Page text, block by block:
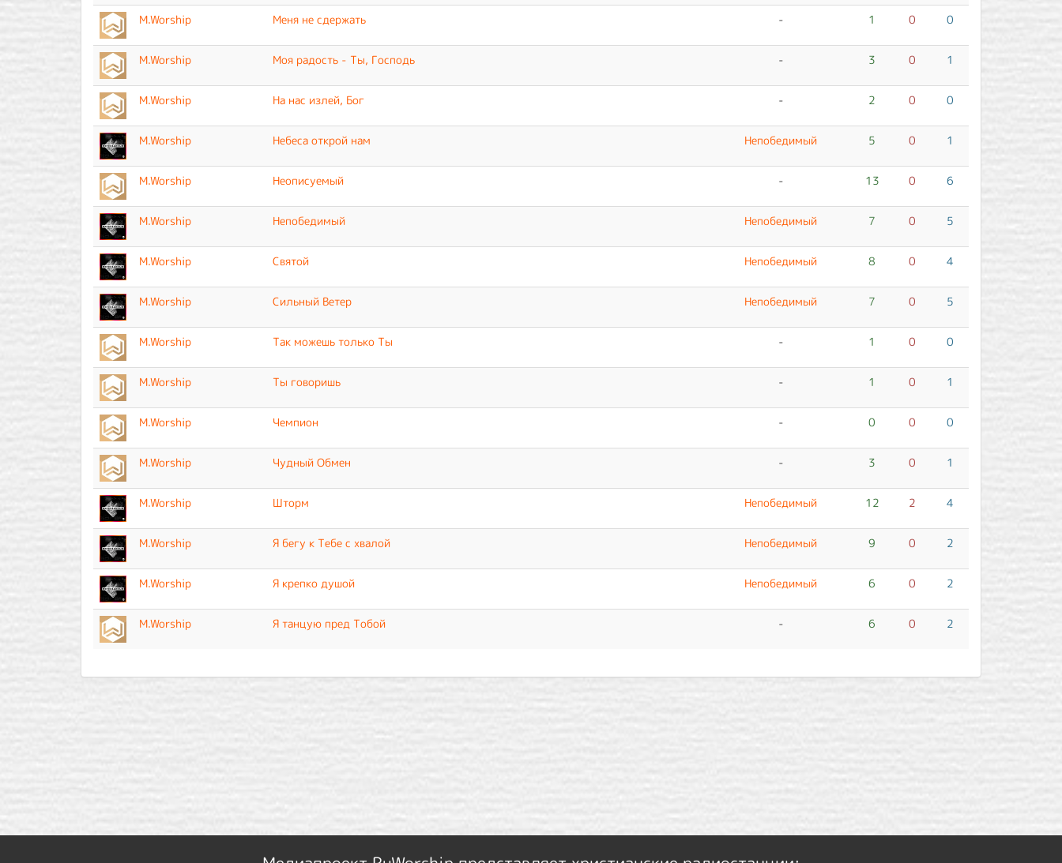
M.Worship Меня не сдержать - 1 0 0
M.Worship Моя радость - Ты, Господь - 3 0 1
M.Worship На нас излей, Бог - 2 0 0
M.Worship Небеса открой нам Непобедимый 5 0 1
M.Worship Неописуемый - 13 0 6
M.Worship Непобедимый Непобедимый 7 0 5
M.Worship Святой Непобедимый 8 0 4
M.Worship Сильный Ветер Непобедимый 7 0 5
M.Worship Так можешь только Ты - 1 0 0
M.Worship Ты говоришь - 1 0 1
M.Worship Чемпион - 0 0 0
M.Worship Чудный Обмен - 3 0 1
M.Worship Шторм Непобедимый 12 2 4
M.Worship Я бегу к Тебе с хвалой Непобедимый 9 0 2
M.Worship Я крепко душой Непобедимый 6 0 2
M.Worship Я танцую пред Тобой - 6 0 2